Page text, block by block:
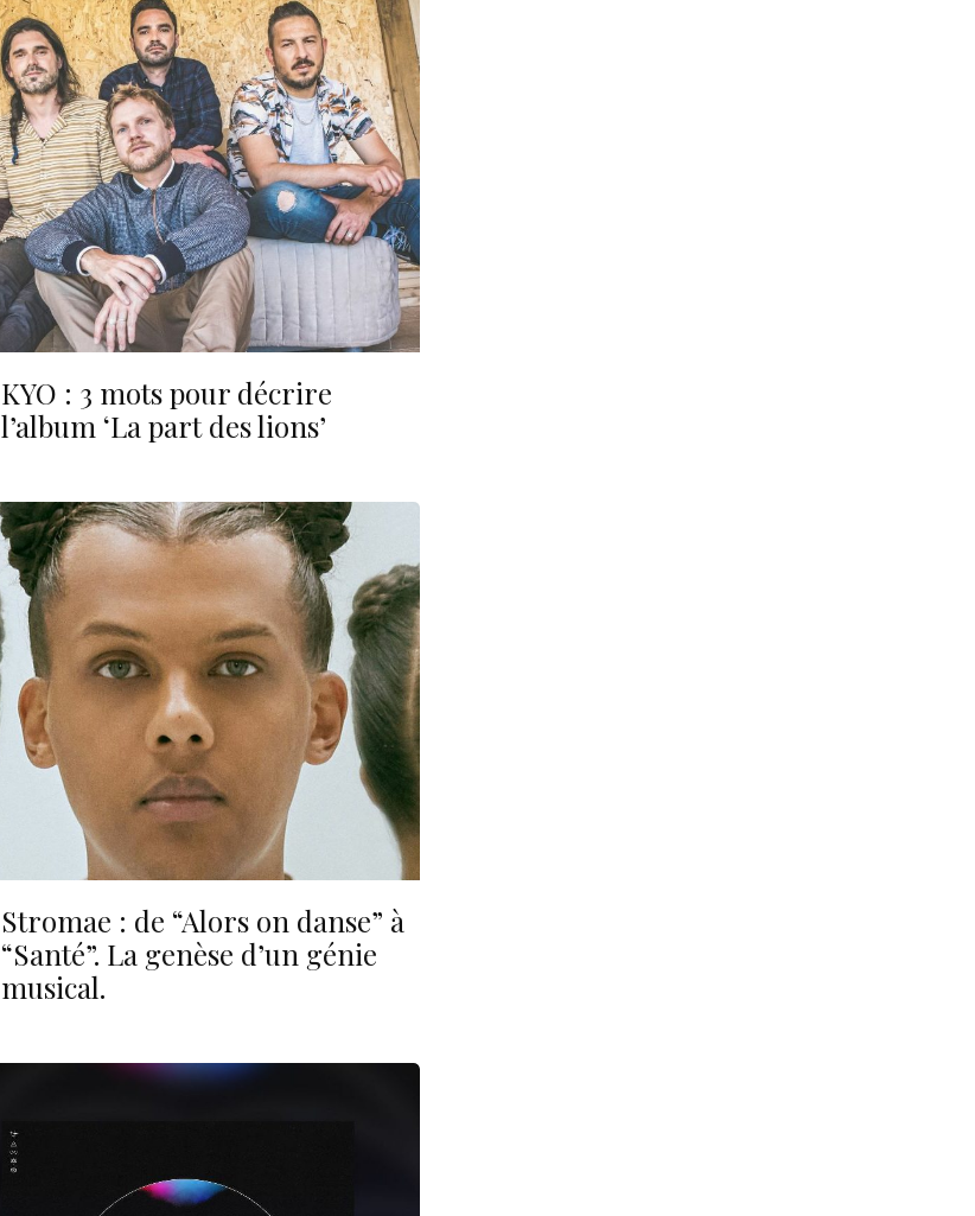
KYO : 3 mots pour décrire
l’album ‘La part des lions’
Stromae : de “Alors on danse” à
“Santé”. La genèse d’un génie
musical.